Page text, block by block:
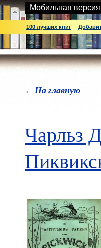
Мобильная версия
100 лучших книг
← На главную
Чарльз